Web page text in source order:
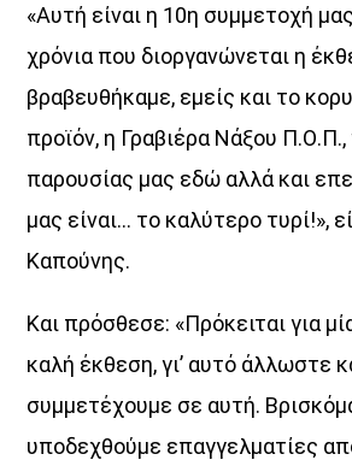
«Αυτή είναι η 10η συμμετοχή
χρόνια που διοργανώνεται η
βραβευθήκαμε, εμείς και το
προϊόν, η Γραβιέρα Νάξου Π.Ο.Π.,
παρουσίας μας εδώ αλλά και
μας είναι… το καλύτερο τυρί!»,
Καπούνης.
Και πρόσθεσε: «Πρόκειται για
καλή έκθεση, γι’ αυτό άλλωστε
συμμετέχουμε σε αυτή.
υποδεχθούμε επαγγελματίες